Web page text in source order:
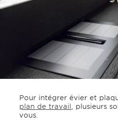
Pour intégrer évier et
plan de travail , plusieurs
vous.